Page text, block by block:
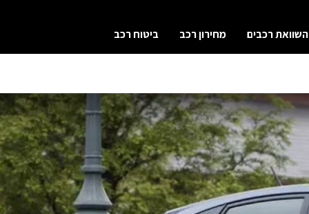
השוואת רכבים מחירון רכב ביטוח רכב